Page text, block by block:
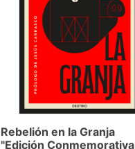
Rebelión en la Granja
"Edición Conmemorativa